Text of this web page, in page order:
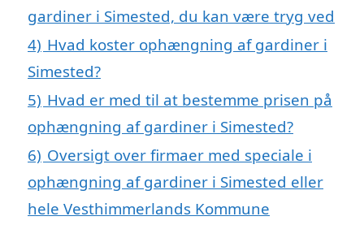
gardiner i Simested, du kan være tryg ved
4) Hvad koster ophængning af gardiner i
Simested?
5) Hvad er med til at bestemme prisen på
ophængning af gardiner i Simested?
6) Oversigt over firmaer med speciale i
ophængning af gardiner i Simested eller
hele Vesthimmerlands Kommune